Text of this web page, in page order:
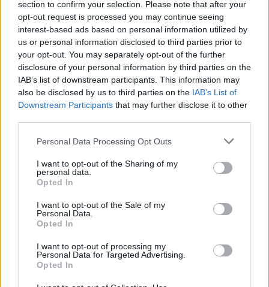
section to confirm your selection. Please note that after your
opt-out request is processed you may continue seeing
interest-based ads based on personal information utilized by
us or personal information disclosed to third parties prior to
your opt-out. You may separately opt-out of the further
disclosure of your personal information by third parties on the
IAB’s list of downstream participants. This information may
also be disclosed by us to third parties on the IAB’s List of
Downstream Participants that may further disclose it to other
Please note that this website/app uses one or more Google
not limited to your visit or usage behaviour. You may click to
grant or deny consent to Google and its third-party tags to
use your data for below specified purposes in below Google
consent section.
Personal Data Processing Opt Outs
I want to opt-out of the Sharing of my
personal data.
Opted In
I want to opt-out of the Sale of my
Personal Data.
Opted In
I want to opt-out of processing my
Personal Data for Targeted Advertising.
Opted In
Be Massive – A bookolás szépsége
(Magyar koncertszervezők,
promóterek 2018-ban 6.)
rerecorder•2018. február 08.
A hazai lemezkiadókat bemutató körképünk után
most a magyar koncert- és partiszervezőcégekről,